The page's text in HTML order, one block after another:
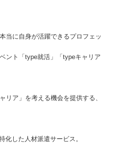
当に自身が活躍できるプロフェッ
ント「type就活」「typeキャリア
ア」を考える機会を提供する、
した人材派遣サービス。